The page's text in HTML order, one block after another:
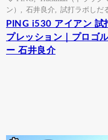
ン）
石井良介 試打ラボしだ
PING i530 アイアン 試
プレッション｜プロゴ
ー 石井良介